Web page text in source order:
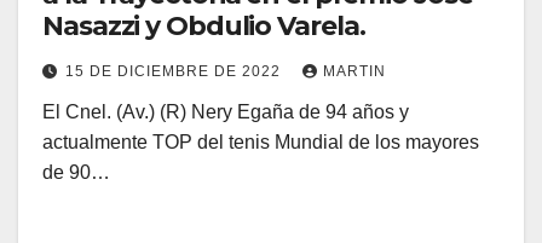
Nasazzi y Obdulio Varela.
15 DE DICIEMBRE DE 2022 MARTIN
El Cnel. (Av.) (R) Nery Egaña de 94 años y
actualmente TOP del tenis Mundial de los mayores
de 90…